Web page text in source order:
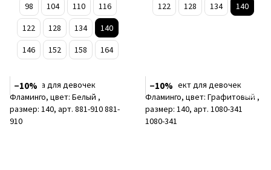
98 104 110
116
122
128 134
140
146
152 158 164
122 128 134 140
−10% −10%